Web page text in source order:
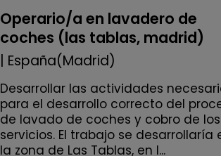
Operario/a en lavadero de
coches (las tablas, madrid)
| España(Madrid)
Desarrollar las actividades
para el desarrollo correcto del
de lavado de coches y cobro de los
servicios. El trabajo se desarrollaría
la zona de Las Tablas, en l...